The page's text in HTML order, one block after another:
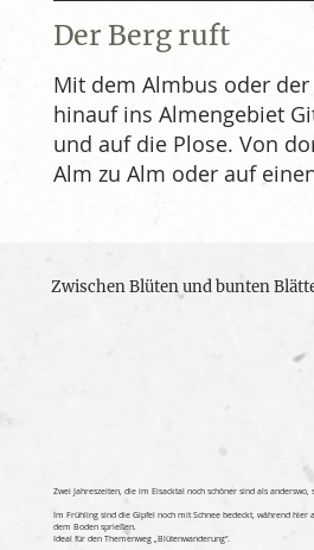
Der Berg ruft
Mit dem Almbus oder
hinauf ins Almengebiet
und auf die Plose. Von
Alm zu Alm oder auf
Zwischen Blüten und bunten
Zwei Jahreszeiten, die im Eisacktal noch schöner sind als
Im Frühling sind die Gipfel noch mit Schnee bedeckt, während hier
dem Boden sprießen.
Ideal für den Themenweg „Blütenwanderung“.